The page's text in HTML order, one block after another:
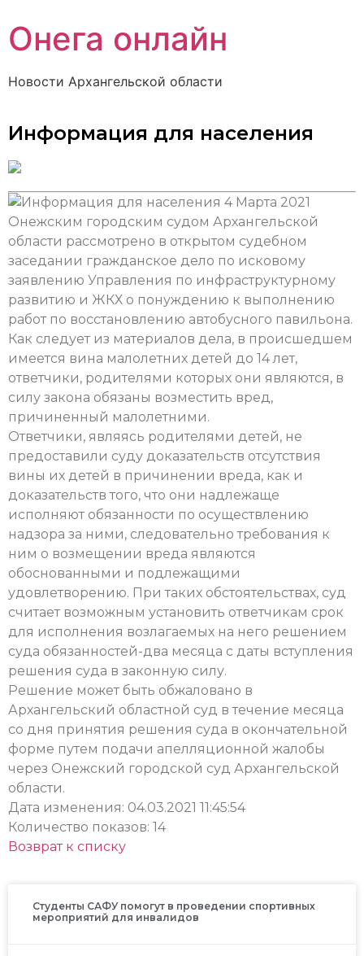
Онега онлайн
Новости Архангельской области
Информация для населения
4 Марта 2021
Онежским городским судом Архангельской
области рассмотрено в открытом судебном
заседании гражданское дело по исковому
заявлению Управления по инфраструктурному
развитию и ЖКХ о понуждению к выполнению
работ по восстановлению автобусного павильона.
Как следует из материалов дела, в происшедшем
имеется вина малолетних детей до 14 лет,
ответчики, родителями которых они являются, в
силу закона обязаны возместить вред,
причиненный малолетними.
Ответчики, являясь родителями детей, не
предоставили суду доказательств отсутствия
вины их детей в причинении вреда, как и
доказательств того, что они надлежаще
исполняют обязанности по осуществлению
надзора за ними, следовательно требования к
ним о возмещении вреда являются
обоснованными и подлежащими
удовлетворению. При таких обстоятельствах, суд
считает возможным установить ответчикам срок
для исполнения возлагаемых на него решением
суда обязанностей-два месяца с даты вступления
решения суда в законную силу.
Решение может быть обжаловано в
Архангельский областной суд в течение месяца
со дня принятия решения суда в окончательной
форме путем подачи апелляционной жалобы
через Онежский городской суд Архангельской
области.
Дата изменения: 04.03.2021 11:45:54
Количество показов: 14
Возврат к списку
Студенты САФУ помогут в проведении спортивных
мероприятий для инвалидов